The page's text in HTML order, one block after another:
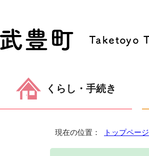
くらし・手続き
現在の位置： トップページ